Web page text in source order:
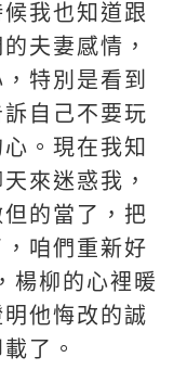
我也知道跟
夫妻感情，
特別是看到
自己不要玩
。現在我知
來迷惑我，
的當了，把
咱們重新好
楊柳的心裡暖
他悔改的誠
了。